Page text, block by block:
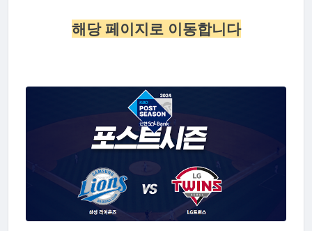
해당 페이지로 이동합니다